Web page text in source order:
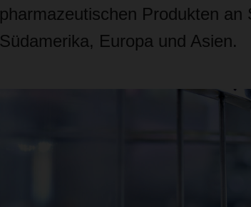
pharmazeutischen Produkten an
Südamerika, Europa und Asien.